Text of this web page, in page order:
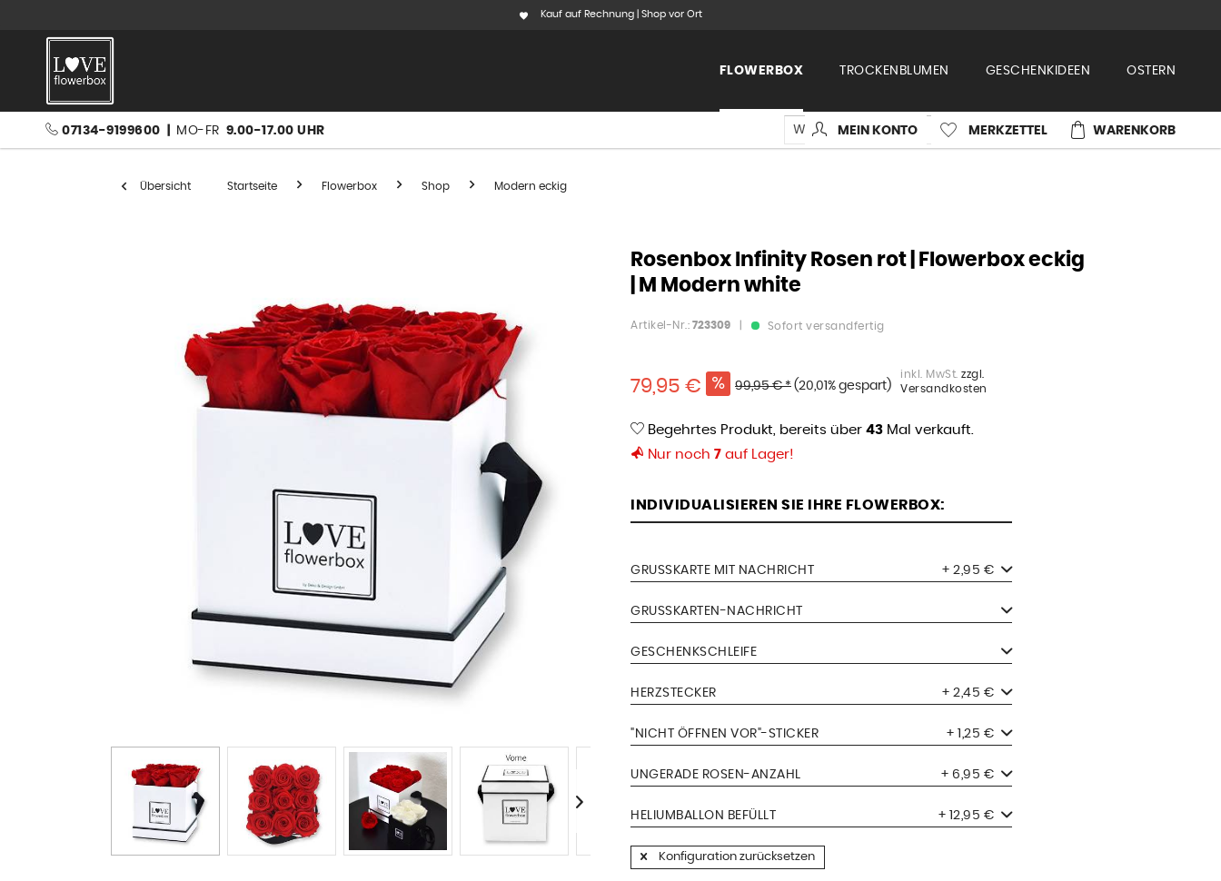
Kauf auf Rechnung | Shop vor Ort
FLOWERBOX TROCKENBLUMEN GESCHENKIDEEN OSTERN
07134-9199600 MO-FR 9.00-17.00 UHR MERKZETTEL
MEIN KONTO WARENKORB
Übersicht Startseite Flowerbox Shop Modern eckig
Rosenbox Infinity Rosen rot | Flowerbox eckig
| M Modern white
Artikel-Nr.: 723309 Sofort versandfertig
79,95 € 99,95 € * (20,01% gespart)
inkl. MwSt. zzgl.
Versandkosten
Begehrtes Produkt, bereits über 43 Mal verkauft.
Nur noch 7 auf Lager!
INDIVIDUALISIEREN SIE IHRE FLOWERBOX:
GRUSSKARTE MIT NACHRICHT + 2,95 €
GRUSSKARTEN-NACHRICHT
GESCHENKSCHLEIFE
HERZSTECKER + 2,45 €
"NICHT ÖFFNEN VOR"-STICKER + 1,25 €
UNGERADE ROSEN-ANZAHL + 6,95 €
HELIUMBALLON BEFÜLLT + 12,95 €
Konfiguration zurücksetzen